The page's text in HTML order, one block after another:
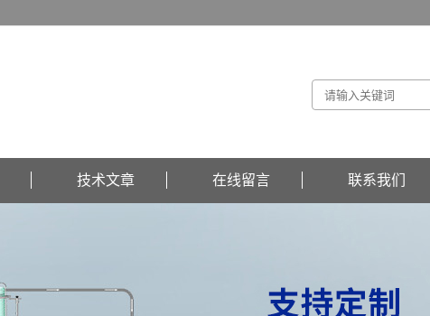
技术文章 在线留言 联系我们